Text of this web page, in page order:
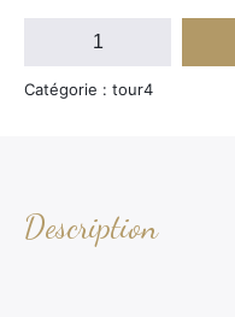
quantité
Catégorie : tour4
Description